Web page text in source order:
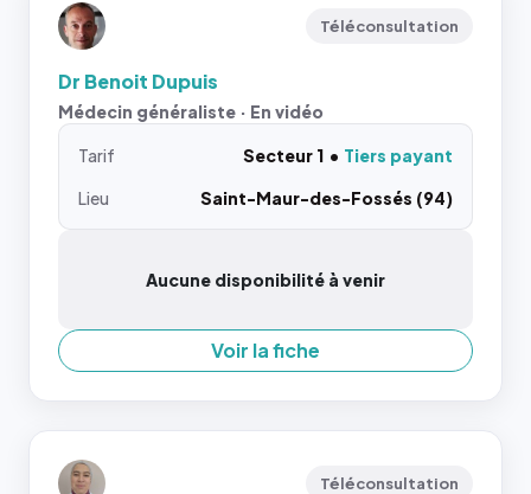
Téléconsultation
Dr Benoit Dupuis
Médecin généraliste · En vidéo
Tarif Secteur 1
Tiers payant
Lieu
Saint-Maur-des-Fossés (94)
Aucune disponibilité à venir
Voir la fiche
Téléconsultation